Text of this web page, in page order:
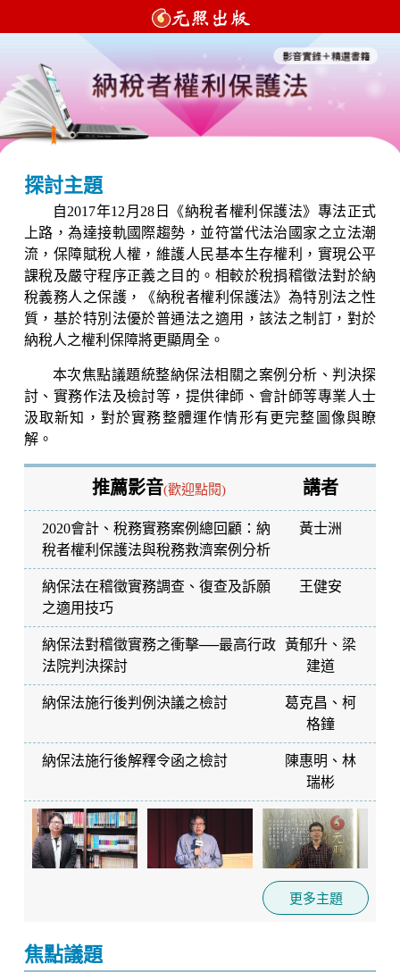
探討主題
自2017年12月28日《納稅者權利保護法》專法正式
上路，為達接軌國際趨勢，並符當代法治國家之立法潮
流，保障賦稅人權，維護人民基本生存權利，實現公平
課稅及嚴守程序正義之目的。相較於稅捐稽徵法對於納
稅義務人之保護，《納稅者權利保護法》為特別法之性
質，基於特別法優於普通法之適用，該法之制訂，對於
納稅人之權利保障將更顯周全。
本次焦點議題統整納保法相關之案例分析、判決探
討、實務作法及檢討等，提供律師、會計師等專業人士
汲取新知，對於實務整體運作情形有更完整圖像與瞭
解。
推薦影音(歡迎點閱) 講者
2020會計、稅務實務案例總回顧：納
稅者權利保護法與稅務救濟案例分析
黃士洲
納保法在稽徵實務調查、復查及訴願
之適用技巧
王健安
納保法對稽徵實務之衝擊──最高行政
法院判決探討
黃郁升、 梁
建道
納保法施行後判例決議之檢討 葛克昌 、 柯
格鐘
納保法施行後解釋令函之檢討 陳惠明 、 林
瑞彬
更多主題
焦點議題